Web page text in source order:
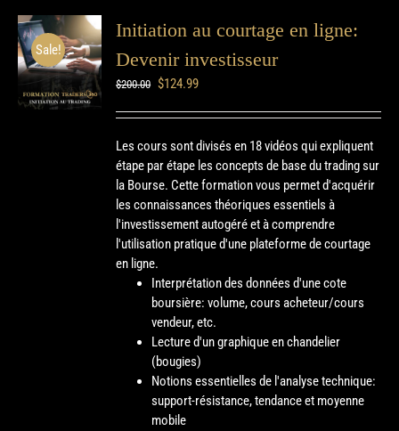
Sale!
Initiation au courtage en ligne:
Devenir investisseur
$200.00 $124.99
Les cours sont divisés en 18 vidéos qui expliquent
étape par étape les concepts de base du trading sur
la Bourse. Cette formation vous permet d'acquérir
les connaissances théoriques essentiels à
l'investissement autogéré et à comprendre
l'utilisation pratique d'une plateforme de courtage
en ligne.
Interprétation des données d'une cote
boursière: volume, cours acheteur/cours
vendeur, etc.
Lecture d'un graphique en chandelier
(bougies)
Notions essentielles de l'analyse technique:
support-résistance, tendance et moyenne
mobile